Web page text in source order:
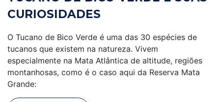
CURIOSIDADES
O Tucano de Bico Verde é uma das 30 espécies de
tucanos que existem na natureza. Vivem
especialmente na Mata Atlântica de altitude, regiões
montanhosas, como é o caso aqui da Reserva Mata
Grande: